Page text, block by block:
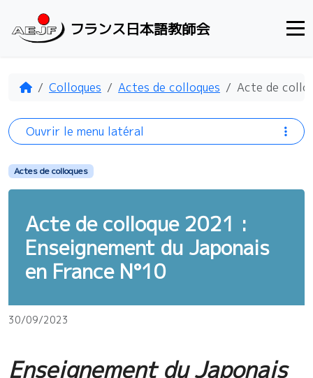
フランス日本語教師会
AccueilColloques Actes de colloques Acte de
Actes de colloques
Acte de colloque 2021 :
Enseignement du Japonais
en France N°10
30/09/2023
Enseignement du Japonais
Ouvrir le menu latéral